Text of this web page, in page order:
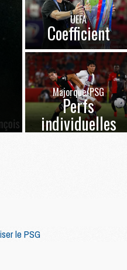
UEFA
Coefficient
Majorque/PSG
Perfs
individuelles
le PSG